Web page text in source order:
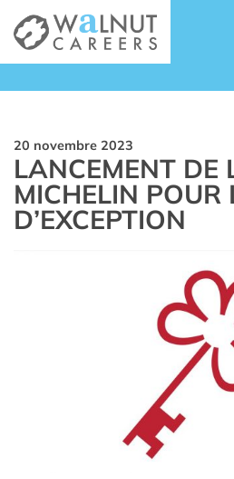
20 novembre 2023
LANCEMENT DE
MICHELIN POUR
D’EXCEPTION